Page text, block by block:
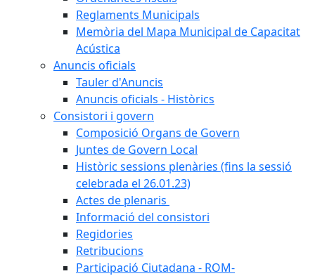
Reglaments Municipals
Memòria del Mapa Municipal de Capacitat
Acústica
Anuncis oficials
Tauler d'Anuncis
Anuncis oficials - Històrics
Consistori i govern
Composició Organs de Govern
Juntes de Govern Local
Històric sessions plenàries (fins la sessió
celebrada el 26.01.23)
Actes de plenaris
Informació del consistori
Regidories
Retribucions
Participació Ciutadana - ROM-